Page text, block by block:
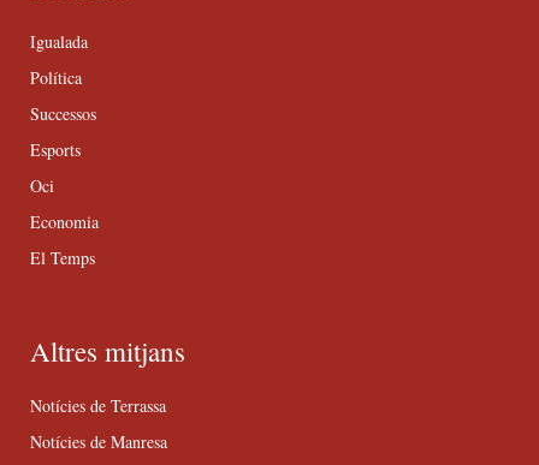
Igualada
Política
Successos
Esports
Oci
Economia
El Temps
Altres mitjans
Notícies de Terrassa
Notícies de Manresa